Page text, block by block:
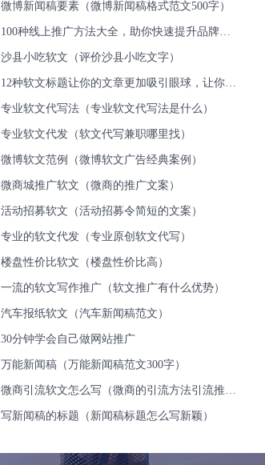
微博新闻稿要素（微博新闻稿格式范文500字）
100种线上推广方法大全，助你快速提升品牌曝光！
沙县小吃软文（评价沙县小吃文字）
12种软文标题让你的文章更加吸引眼球，让你的内容更加生动传神！
专业软文代写法（专业软文代写法是什么）
专业软文代发（软文代写兼职哪里找）
微博软文范例（微博软文广告经典案例）
微商城推广软文（微商的推广文案）
活动招募软文（活动招募令简短的文案）
专业的软文代发（专业原创软文代写）
楼盘性价比软文（楼盘性价比高）
一流的软文写作推广（软文推广有什么优势）
汽车报纸软文（汽车新闻稿范文）
30分钟学会自己做网站推广
万能新闻稿（万能新闻稿范文300字）
微商引流软文怎么写（微商的引流方法引流推广）
写新闻稿的标题（新闻稿标题怎么写新颖）